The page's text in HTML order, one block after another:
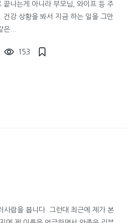
끝나는게 아니라 부모님, 와이프 등 주
건강 상황을 봐서 지금 하는 일을 그만
...
153
사람을 봅니다. 그런대 최근에 제가 본